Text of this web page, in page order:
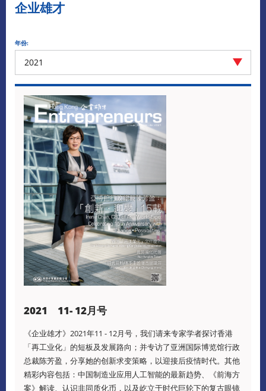
企业雄才
年份:
2021
2021 11- 12月号
《企业雄才》2021年11 - 12月号，我们请来专家学者探讨香港
「再工业化」的短板及发展路向；并专访了亚洲国际博览馆行政
总裁陈芳盈，分享她的创新求变策略，以迎接后疫情时代。其他
精彩内容包括：中国制造业应用人工智能的最新趋势、《前海方
案》解读、认识非同质化币，以及屹立于时代巨轮下的复古眼镜